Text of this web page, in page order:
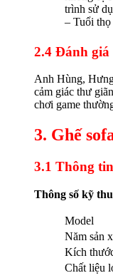
trình sử
– Tuổi thọ
2.4 Đánh giá
Anh Hùng,
cảm giác thư
chơi game
3. Ghế
3.1 Thông
Thông số kỹ
Model
Năm sản
Kích
Chất liệu